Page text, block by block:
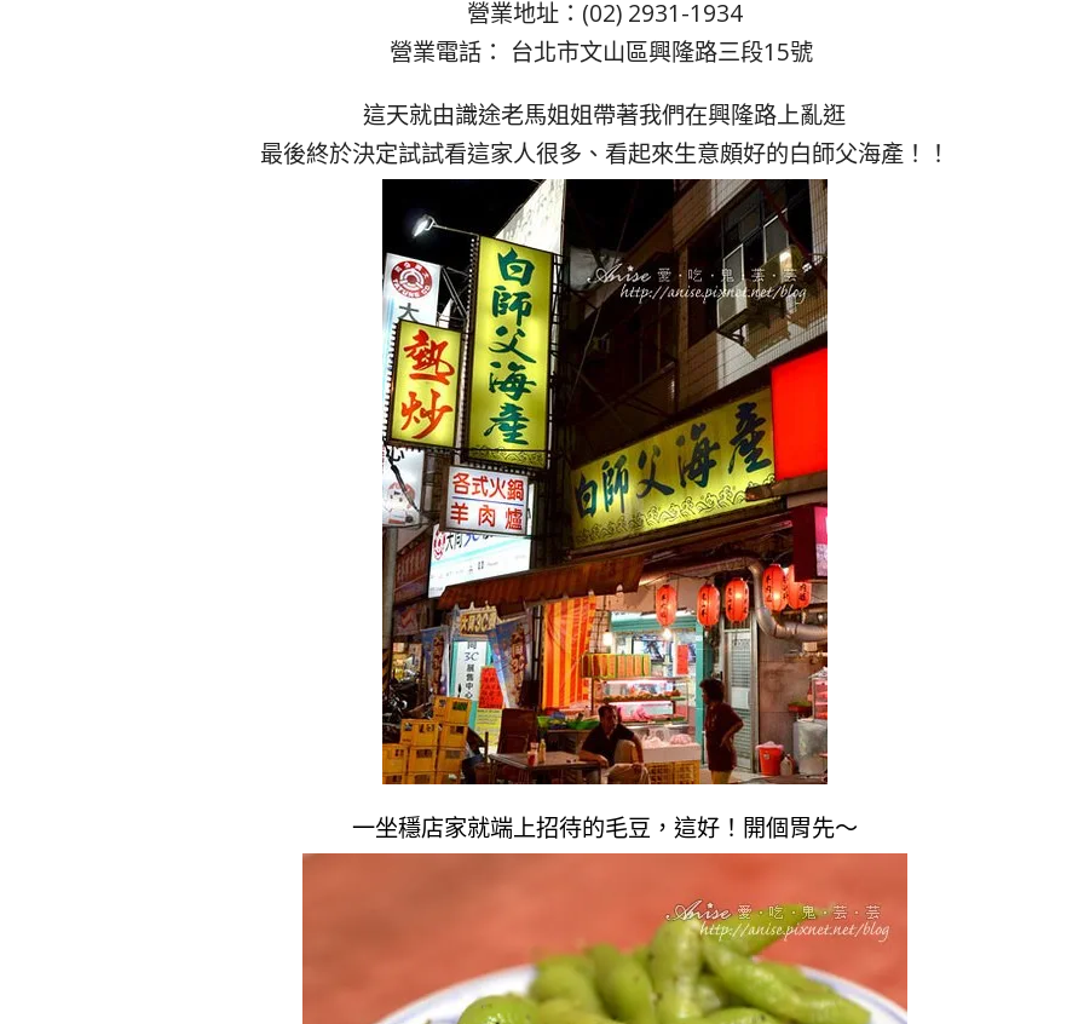
營業地址：(02) 2931-1934
營業電話： 台北市文山區興隆路三段15號
這天就由識途老馬姐姐帶著我們在興隆路上亂逛
最後終於決定試試看這家人很多、看起來生意頗好的白師父海產！！
一坐穩店家就端上招待的毛豆，這好！開個胃先～